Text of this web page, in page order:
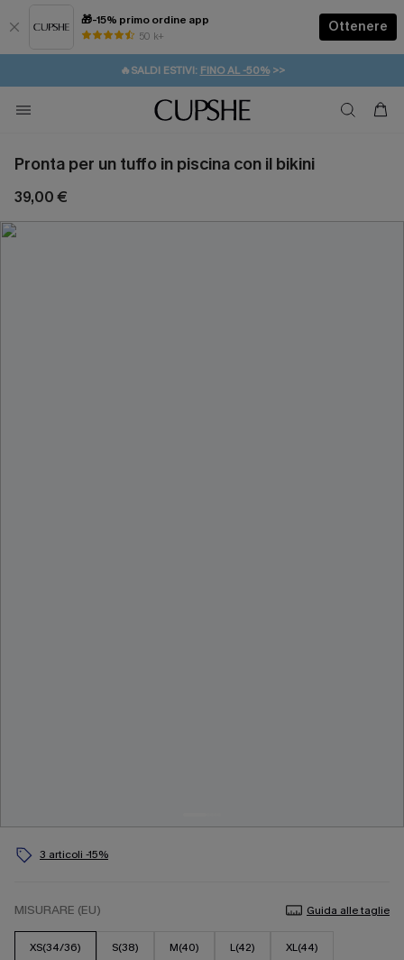
🎁-15% primo ordine app
50 k+
Ottenere
⚡️-15% SUGLI ESSENZIALI DA VACANZA | ACQUISTA
🔥SALDI ESTIVI: FINO AL -50%>>
🚚SPEDIZIONE GRATUITA DA 49€
💌REGALO PER I NUOVI: 20% DI SCONTO*
Pronta per un tuffo in piscina con il bikini
39,00 €
3 articoli -15%
MISURARE (EU) Guida alle taglie
XS(34/36) S(38) M(40) L(42) XL(44)